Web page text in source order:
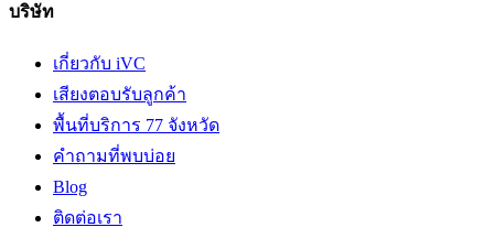
บริษัท
เกี่ยวกับ iVC
เสียงตอบรับลูกค้า
พื้นที่บริการ 77 จังหวัด
คำถามที่พบบ่อย
Blog
ติดต่อเรา